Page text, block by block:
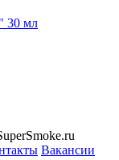
30 мл
Вакансии